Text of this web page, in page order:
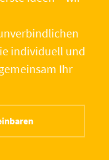
individuell und
Ihr